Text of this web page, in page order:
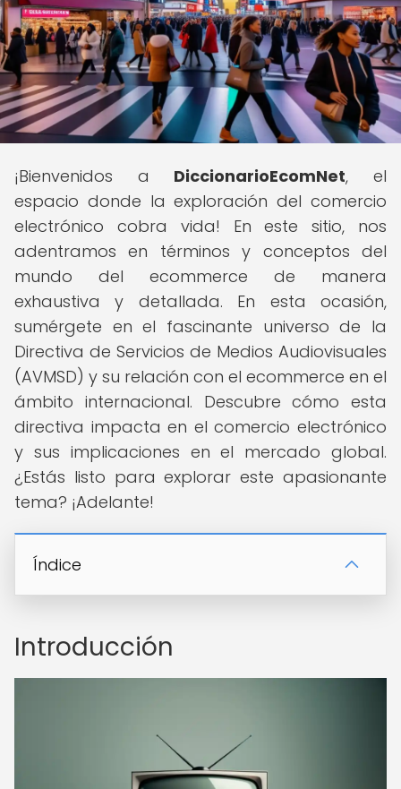
¡Bienvenidos a DiccionarioEcomNet, el
espacio donde la exploración del comercio
electrónico cobra vida! En este sitio, nos
adentramos en términos y conceptos del
mundo del ecommerce de manera
exhaustiva y detallada. En esta ocasión,
sumérgete en el fascinante universo de la
Directiva de Servicios de Medios Audiovisuales
(AVMSD) y su relación con el ecommerce en el
ámbito internacional. Descubre cómo esta
directiva impacta en el comercio electrónico
y sus implicaciones en el mercado global.
¿Estás listo para explorar este apasionante
tema? ¡Adelante!
Índice
Introducción